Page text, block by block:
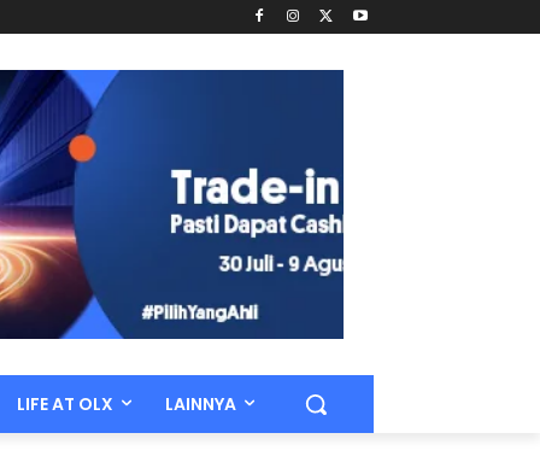
LIFE AT OLX LAINNYA